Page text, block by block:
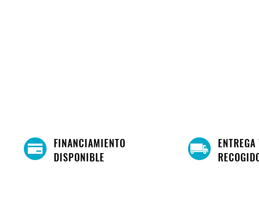
FINANCIAMIENTO
DISPONIBLE
ENTREGA